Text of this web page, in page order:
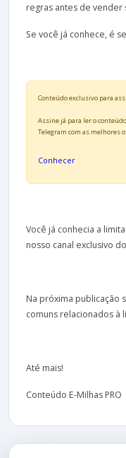
regras antes de vender
Se você já conhece, é
Conteúdo exclusivo para
Assine já para ler o
Telegram com as melhores
Conhecer
Você já conhecia a
nosso canal exclusivo
Na próxima publicação
comuns relacionados à
Até mais!
Conteúdo E-Milhas PRO